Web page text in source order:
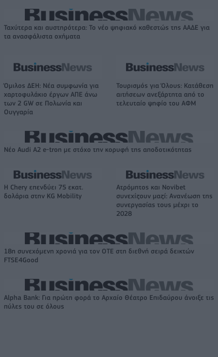
Ταχύτερα και αυστηρότερα: Το νέο ψηφιακό καθεστώς της ΑΑΔΕ για
τα ανασφάλιστα οχήματα
Όμιλος ΔΕΗ: Νέα συμφωνία για
χαρτοφυλάκιο έργων ΑΠΕ άνω
των 2 GW σε Πολωνία και
Ουγγαρία
Τουρισμός για Όλους: Kατάθεση
αιτήσεων ανεξάρτητα από το
τελευταίο ψηφίο του ΑΦΜ
Νέο Audi A2 e-tron με στόχο την κορυφή της αποδοτικότητας
Η Chery επενδύει 75 εκατ.
δολάρια στην KG Mobility
Ατρόμητος και Novibet
συνεχίζουν μαζί: Ανανέωση της
συνεργασίας τους μέχρι το
2028
18η συνεχόμενη χρονιά για τον ΟΤΕ στη διεθνή σειρά δεικτών
FTSE4Good
Alpha Bank: Για πρώτη φορά το Αρχαίο Θέατρο Επιδαύρου άνοιξε τις
πύλες του σε όλους